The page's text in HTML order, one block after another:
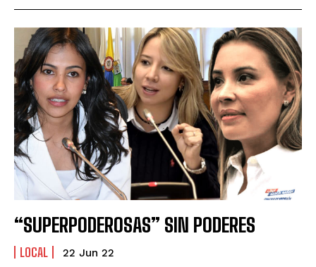
“SUPERPODEROSAS” SIN PODERES
LOCAL 22 Jun 22